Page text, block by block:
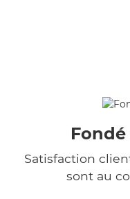
Satisfaction
sont au